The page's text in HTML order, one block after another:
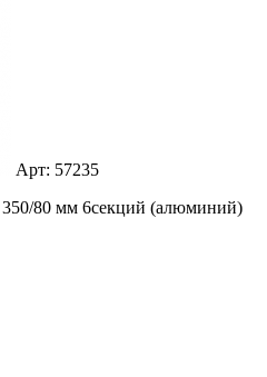
Арт: 57235
80 мм 6секций (алюминий)